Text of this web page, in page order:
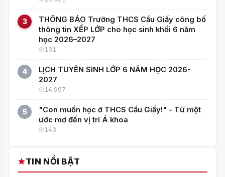
3
THÔNG BÁO Trường THCS Cầu Giấy công bố
thông tin XẾP LỚP cho học sinh khối 6 năm
học 2026–2027
131
4
LỊCH TUYỂN SINH LỚP 6 NĂM HỌC 2026-
2027
14.997
5
"Con muốn học ở THCS Cầu Giấy!" – Từ một
ước mơ đến vị trí Á khoa
143
TIN NỔI BẬT